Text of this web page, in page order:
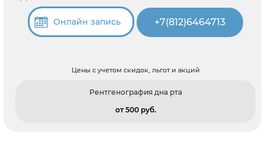
Онлайн запись +7(812)6464713
Цены с учетом скидок, льгот и акций
Рентгенография дна рта
от 500 pуб.